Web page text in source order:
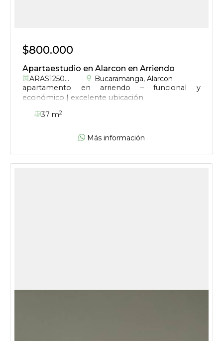
$800.000
Apartaestudio en Alarcon en Arriendo
ARAS1250017 Bucaramanga, Alarcon
apartamento en arriendo – funcional y
económico | excelente ubicación
37 m2
Más información